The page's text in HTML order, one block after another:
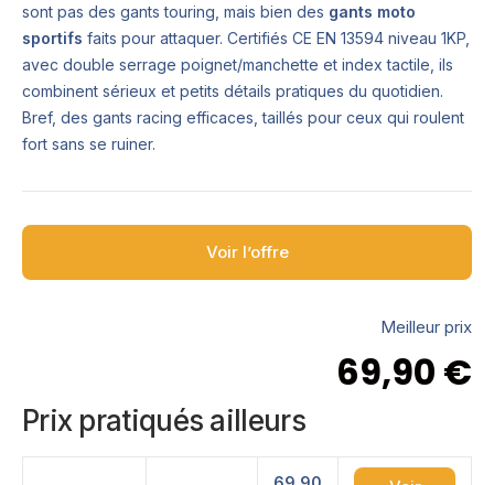
sont pas des gants touring, mais bien des gants moto
sportifs faits pour attaquer. Certifiés CE EN 13594 niveau 1KP,
avec double serrage poignet/manchette et index tactile, ils
combinent sérieux et petits détails pratiques du quotidien.
Bref, des gants racing efficaces, taillés pour ceux qui roulent
fort sans se ruiner.
Voir l’offre
Meilleur prix
69,90 €
Prix pratiqués ailleurs